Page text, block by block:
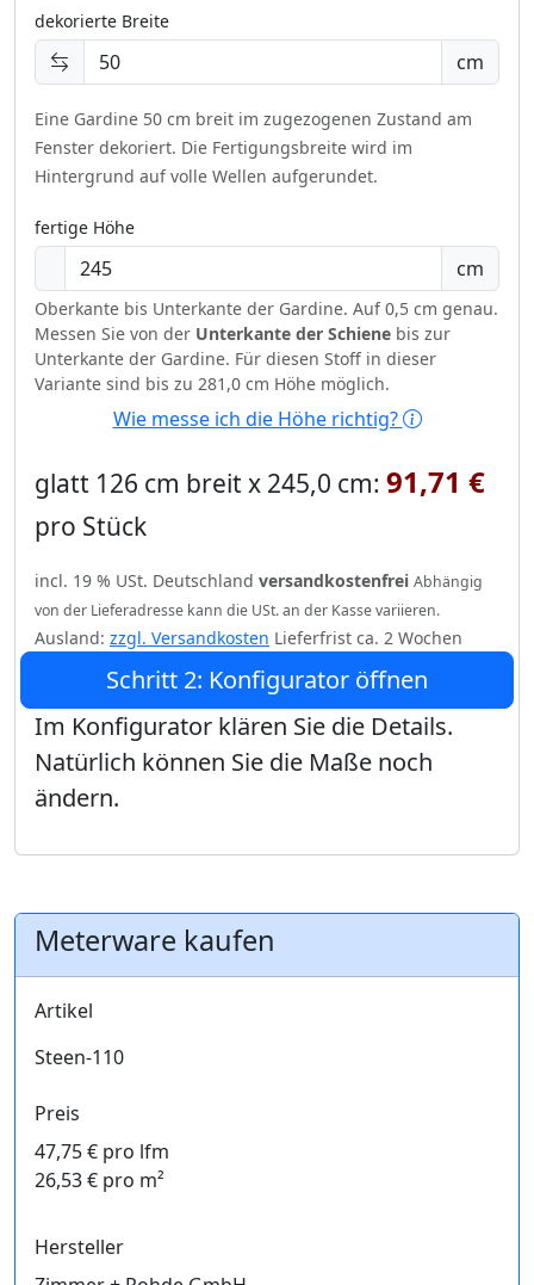
dekorierte Breite
cm
Eine Gardine 50 cm breit im zugezogenen Zustand am
Fenster dekoriert. Die Fertigungsbreite wird im
Hintergrund auf volle Wellen aufgerundet.
fertige Höhe
cm
Oberkante bis Unterkante der Gardine. Auf 0,5 cm genau.
Messen Sie von der Unterkante der Schiene bis zur
Unterkante der Gardine. Für diesen Stoff in dieser
Variante sind bis zu 281,0 cm Höhe möglich.
Wie messe ich die Höhe richtig?
glatt 126 cm breit x 245,0 cm: 91,71 €
pro Stück
incl. 19 % USt. Deutschland versandkostenfrei Abhängig
von der Lieferadresse kann die USt. an der Kasse variieren.
Ausland: zzgl. Versandkosten Lieferfrist ca. 2 Wochen
Schritt 2: Konfigurator öffnen
Im Konfigurator klären Sie die Details.
Natürlich können Sie die Maße noch
ändern.
Meterware kaufen
Artikel
Steen-110
Preis
47,75 € pro lfm
26,53 € pro m²
Hersteller